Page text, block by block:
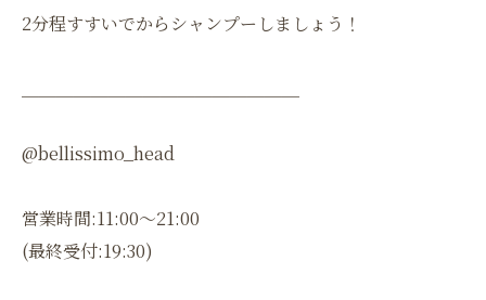
2分程すすいでからシャンプーしましょう！
@bellissimo_head
営業時間:11:00〜21:00
(最終受付:19:30)